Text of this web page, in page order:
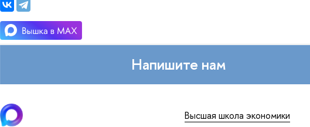
Напишите нам
Высшая школа экономики